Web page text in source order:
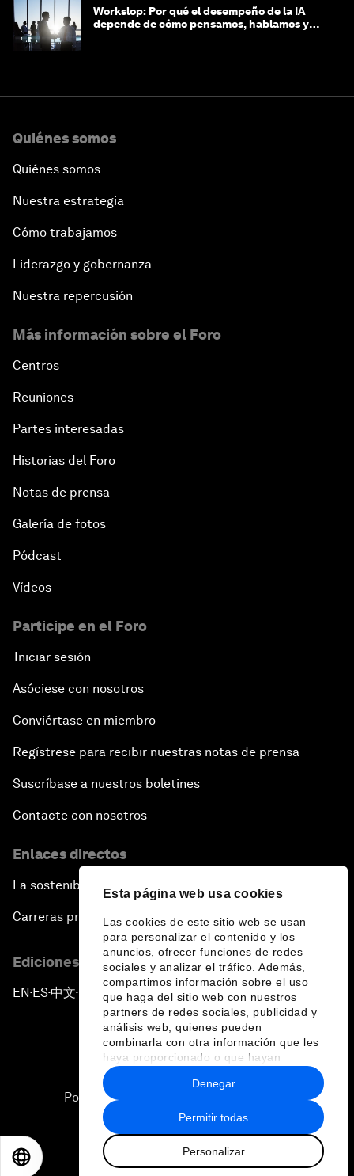
Esta página web usa cookies
Las cookies de este sitio web se usan
para personalizar el contenido y los
anuncios, ofrecer funciones de redes
sociales y analizar el tráfico. Además,
compartimos información sobre el uso
que haga del sitio web con nuestros
partners de redes sociales, publicidad y
análisis web, quienes pueden
combinarla con otra información que les
haya proporcionado o que hayan
recopilado a partir del uso que haya
hecho de sus servicios.
Permitir todas
Personalizar
Denegar
Workslop: Por qué el desempeño de la IA
depende de cómo pensamos, hablamos y
Quiénes somos
Quiénes somos
Nuestra estrategia
Cómo trabajamos
Liderazgo y gobernanza
Nuestra repercusión
Más información sobre el Foro
Centros
Reuniones
Partes interesadas
Historias del Foro
Notas de prensa
Galería de fotos
Pódcast
Vídeos
Participe en el Foro
Iniciar sesión
Asóciese con nosotros
Conviértase en miembro
Regístrese para recibir nuestras notas de prensa
Suscríbase a nuestros boletines
Contacte con nosotros
Enlaces directos
La sostenibilidad en el Foro
Carreras profesionales
Ediciones en otros idiomas
EN ▪ES▪中文▪ 日本語
Política de privacidad y normas de uso
Sitemap
2026 Foro Económico Mundial